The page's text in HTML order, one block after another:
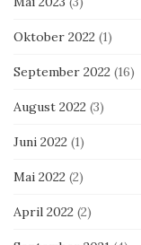
Oktober 2022 (1)
September 2022 (16)
August 2022 (3)
Juni 2022 (1)
Mai 2022 (2)
April 2022 (2)